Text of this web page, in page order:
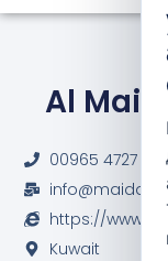
Al
00965 4727
https://
Kuwait